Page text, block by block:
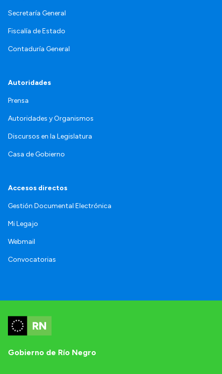
Secretaría General
Fiscalía de Estado
Contaduría General
Autoridades
Prensa
Autoridades y Organismos
Discursos en la Legislatura
Casa de Gobierno
Accesos directos
Gestión Documental Electrónica
Mi Legajo
Webmail
Convocatorias
Gobierno de Río Negro